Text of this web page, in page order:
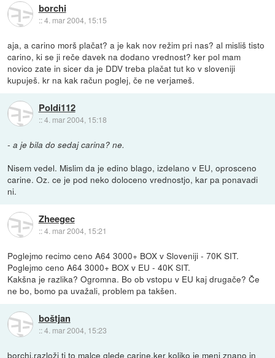
borchi
::4. mar 2004, 15:15
aja, a carino morš plačat? a je kak nov režim pri nas? al misliš tisto
carino, ki se ji reče davek na dodano vrednost? ker pol mam
novico zate in sicer da je DDV treba plačat tut ko v sloveniji
kupuješ. kr na kak račun poglej, če ne verjameš.
Poldi112
::4. mar 2004, 15:18
- a je bila do sedaj carina? ne.
Nisem vedel. Mislim da je edino blago, izdelano v EU, oprosceno
carine. Oz. ce je pod neko doloceno vrednostjo, kar pa ponavadi
ni.
Zheegec
::4. mar 2004, 15:21
Poglejmo recimo ceno A64 3000+ BOX v Sloveniji - 70K SIT.
Poglejmo ceno A64 3000+ BOX v EU - 40K SIT.
Kakšna je razlika? Ogromna. Bo ob vstopu v EU kaj drugače? Če
ne bo, bomo pa uvažali, problem pa takšen.
boštjan
::4. mar 2004, 15:23
borchi,razloži ti to malce glede carine.ker koliko je meni znano in